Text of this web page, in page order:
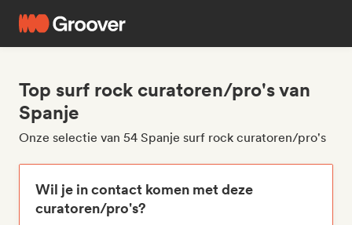
Top surf rock curatoren/pro's van
Spanje
Onze selectie van 54 Spanje surf rock curatoren/pro's
Wil je in contact komen met deze
curatoren/pro's?